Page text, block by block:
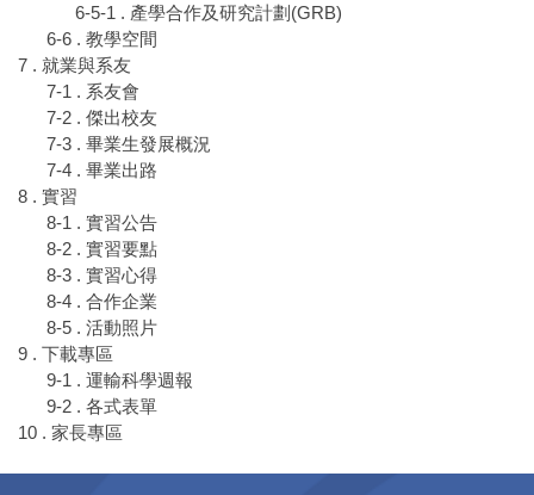
6-5-1 . 產學合作及研究計劃(GRB)
6-6 . 教學空間
7 . 就業與系友
7-1 . 系友會
7-2 . 傑出校友
7-3 . 畢業生發展概況
7-4 . 畢業出路
8 . 實習
8-1 . 實習公告
8-2 . 實習要點
8-3 . 實習心得
8-4 . 合作企業
8-5 . 活動照片
9 . 下載專區
9-1 . 運輸科學週報
9-2 . 各式表單
10 . 家長專區